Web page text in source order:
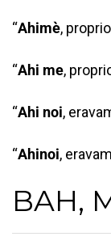
“Ahimè,
“Ahi me,
“Ahi noi,
“Ahinoi,
BAH,